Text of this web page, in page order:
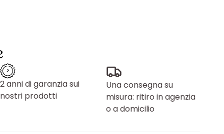
2 anni di garanzia sui
nostri prodotti
Una consegna su
misura: ritiro in agenzia
o a domicilio